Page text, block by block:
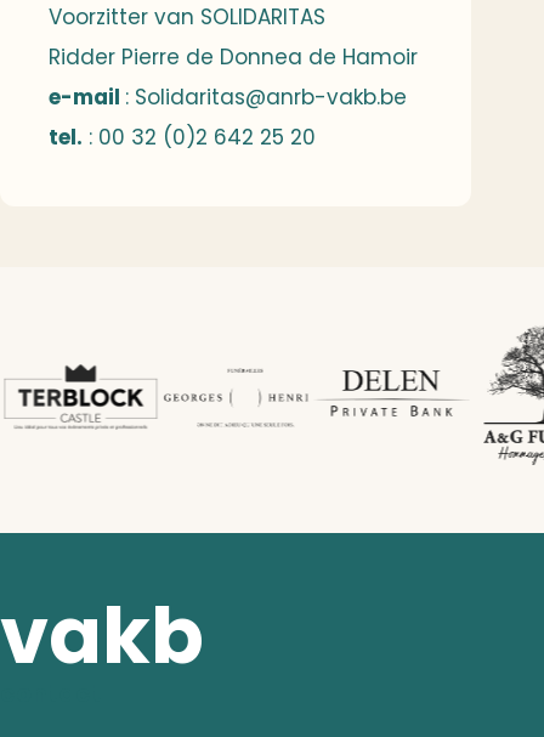
Voorzitter van SOLIDARITAS
Ridder Pierre de Donnea de Hamoir
e-mail : Solidaritas@anrb-vakb.be
tel. : 00 32 (0)2 642 25 20
vakb